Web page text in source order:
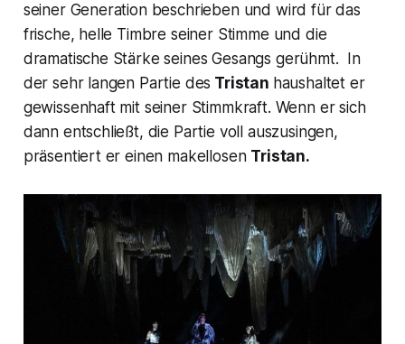
seiner Generation beschrieben und wird für das
frische, helle Timbre seiner Stimme und die
dramatische Stärke seines Gesangs gerühmt. In
der sehr langen Partie des Tristan haushaltet er
gewissenhaft mit seiner Stimmkraft. Wenn er sich
dann entschließt, die Partie voll auszusingen,
präsentiert er einen makellosen Tristan.